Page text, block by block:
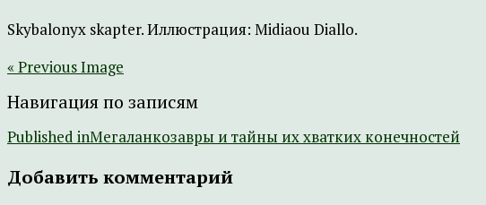
Skybalonyx skapter. Иллюстрация: Midiaou Diallo.
« Previous Image
Навигация по записям
Published inМегаланкозавры и тайны их хватких конечностей
Добавить комментарий